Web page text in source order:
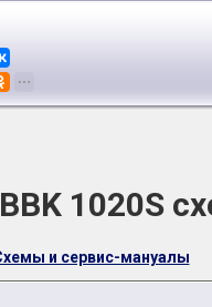
BBK 1020S
и сервис-мануалы